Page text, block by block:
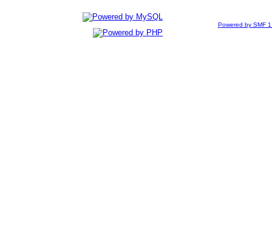
Powered by SMF